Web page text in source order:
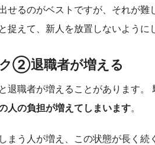
せるのがベストですが、それが
えて、新人を放置しないように
②退職者が増える
退職者が増えることがあります。
人の負担が増えてしまいます。
まう人が増え、この状態が長く続